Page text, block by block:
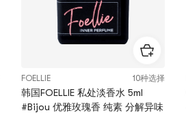
FOELLIE 10种选择
韩国FOELLIE 私处淡香水 5ml
#Bijou 优雅玫瑰香 纯素 分解异味